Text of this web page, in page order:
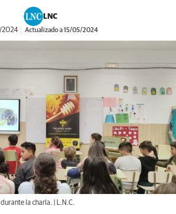
LNC
2024 Actualizado a 15/05/2024
la charla. | L.N.C.